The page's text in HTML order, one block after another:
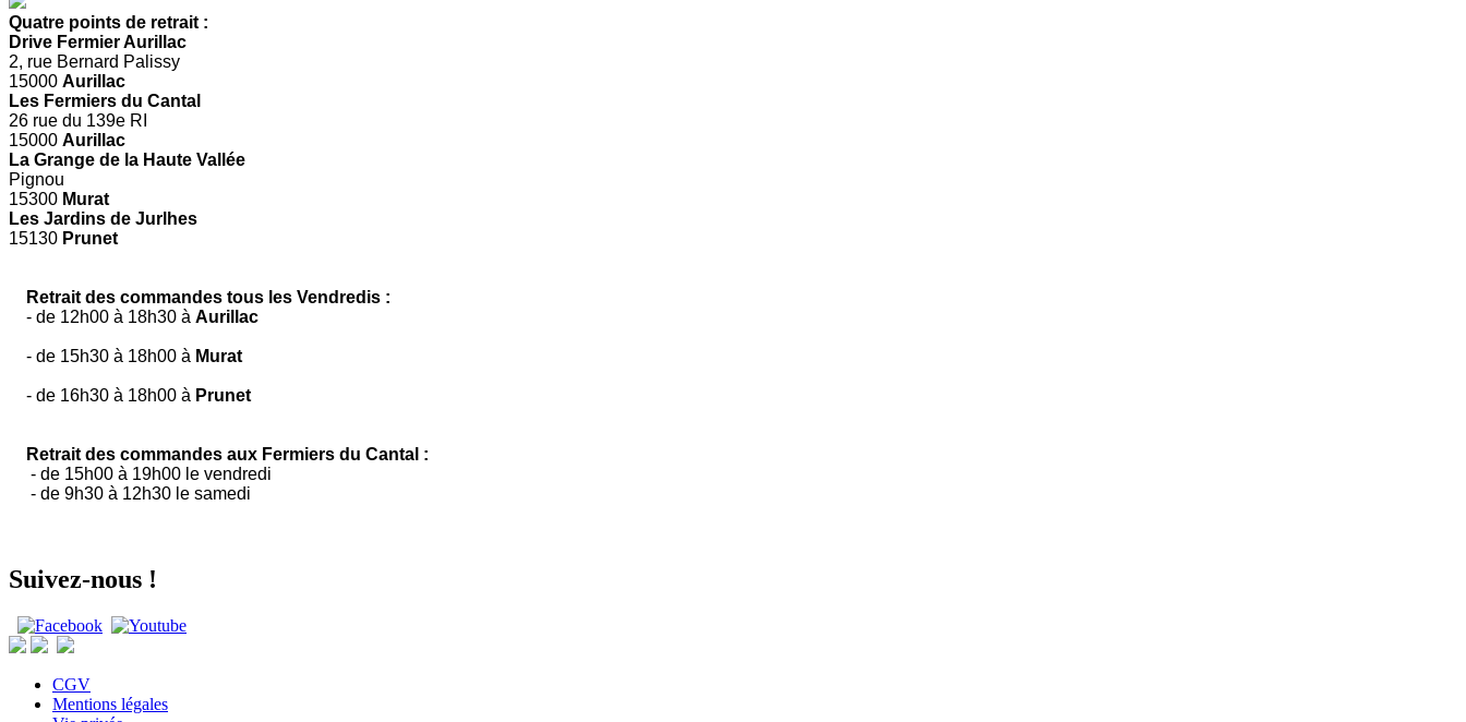
Quatre points de retrait :
Drive Fermier Aurillac
2, rue Bernard Palissy
15000 Aurillac
Les Fermiers du Cantal
26 rue du 139e RI
15000 Aurillac
La Grange de la Haute Vallée
Pignou
15300 Murat
Les Jardins de Jurlhes
15130 Prunet
Retrait des commandes tous les Vendredis :
- de 12h00 à 18h30 à Aurillac
- de 15h30 à 18h00 à Murat
- de 16h30 à 18h00 à Prunet
Retrait des commandes aux Fermiers du Cantal :
- de 15h00 à 19h00 le vendredi
- de 9h30 à 12h30 le samedi
Suivez-nous !
CGV
Mentions légales